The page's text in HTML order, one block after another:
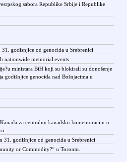
sabora Republike Srbije i Republike
godisnjice od genocida u Srebrenici
nationwide memorial events
ministara BiH koji su blokirali su donošenje
godišnjice genocida nad Bošnjacima u
za centralnu kanadsku komemoraciju u
31. godišnjice od genocida u Srebrenici
or Commodity?“ u Torontu.